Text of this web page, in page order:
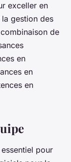
exceller en
gestion des
de
en
en
en
pour